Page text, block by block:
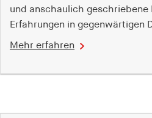
und anschaulich
Erfahrungen in gegenwärtigen
Mehr erfahren